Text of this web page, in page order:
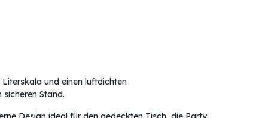
und einen luftdichten
Stand.